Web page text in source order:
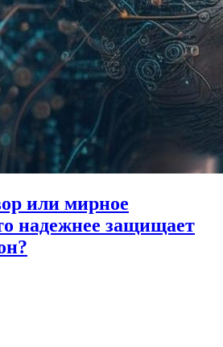
или мирное
надежнее защищает